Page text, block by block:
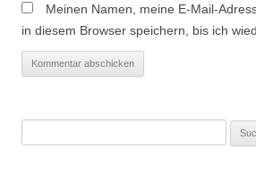
Meinen Namen, meine E-Mail-
in diesem Browser speichern, bis ich